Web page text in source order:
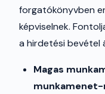
forgatókönyvben
képviselnek.
a hirdetési bevétel
Magas
munkamenet-